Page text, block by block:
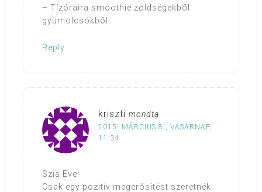
– Tízóraira smoothie zöldségekből
gyümölcsökből.
Reply
kriszti mondta
2015. MÁRCIUS 8., VASÁRNAP,
11:34
Szia Eve!
Csak egy pozitív megerősítést szeretnék